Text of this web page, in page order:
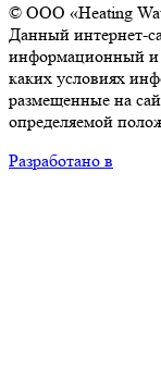
© ООО «Heating
Данный интернет-
информационный и
каких условиях
размещенные на
определяемой
Разработано в